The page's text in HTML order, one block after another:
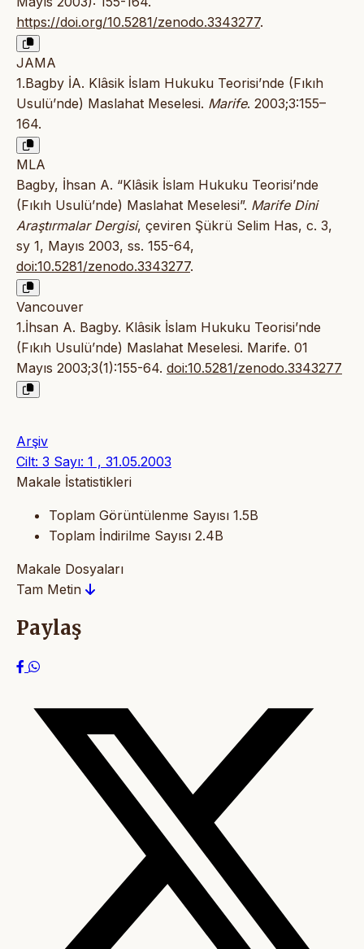
https://doi.org/10.5281/zenodo.3343277.
JAMA
1.Bagby İA. Klâsik İslam Hukuku Teorisi’nde (Fıkıh
Usulü’nde) Maslahat Meselesi. Marife. 2003;3:155–
164.
MLA
Bagby, İhsan A. “Klâsik İslam Hukuku Teorisi’nde
(Fıkıh Usulü’nde) Maslahat Meselesi”. Marife Dini
Araştırmalar Dergisi, çeviren Şükrü Selim Has, c. 3,
sy 1, Mayıs 2003, ss. 155-64,
doi:10.5281/zenodo.3343277.
Vancouver
1.İhsan A. Bagby. Klâsik İslam Hukuku Teorisi’nde
(Fıkıh Usulü’nde) Maslahat Meselesi. Marife. 01
Mayıs 2003;3(1):155-64. doi:10.5281/zenodo.3343277
Arşiv
Cilt: 3 Sayı: 1 , 31.05.2003
Makale İstatistikleri
Toplam Görüntülenme Sayısı 1.5B
Toplam İndirilme Sayısı 2.4B
Makale Dosyaları
Tam Metin
Paylaş